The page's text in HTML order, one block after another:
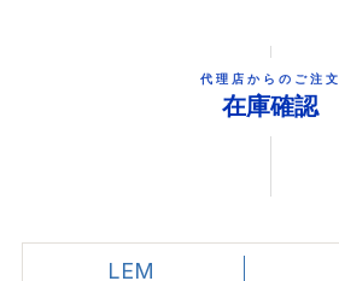
代理店からのご注文
在庫確認